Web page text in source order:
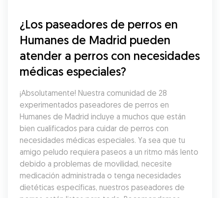
¿Los paseadores de perros en
Humanes de Madrid pueden
atender a perros con necesidades
médicas especiales?
¡Absolutamente! Nuestra comunidad de 28
experimentados paseadores de perros en
Humanes de Madrid incluye a muchos que están
bien cualificados para cuidar de perros con
necesidades médicas especiales. Ya sea que tu
amigo peludo requiera paseos a un ritmo más lento
debido a problemas de movilidad, necesite
medicación administrada o tenga necesidades
dietéticas específicas, nuestros paseadores de